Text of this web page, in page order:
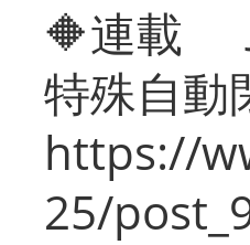
🔶連載
特殊自動
https://
25/